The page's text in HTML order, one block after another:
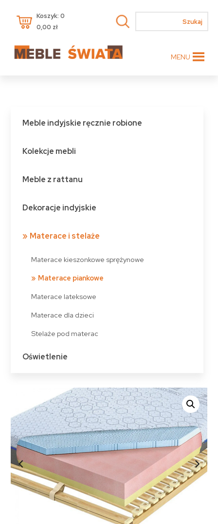
Koszyk: 0
0,00 zł
MENU
Meble indyjskie ręcznie robione
Kolekcje mebli
Meble z rattanu
Dekoracje indyjskie
Materace i stelaże
Materace kieszonkowe sprężynowe
Materace piankowe
Materace lateksowe
Materace dla dzieci
Stelaże pod materac
Oświetlenie